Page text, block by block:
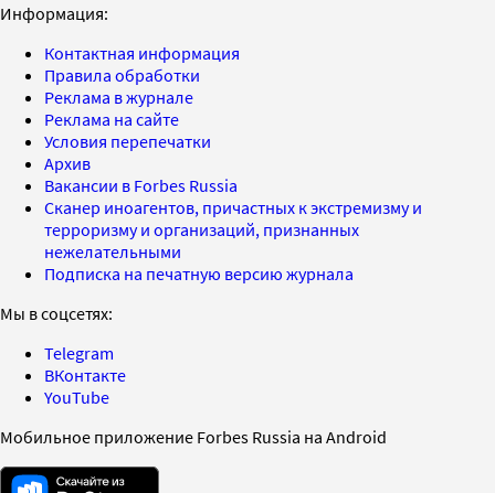
Информация:
Контактная информация
Правила обработки
Реклама в журнале
Реклама на сайте
Условия перепечатки
Архив
Вакансии в Forbes Russia
Сканер иноагентов, причастных к экстремизму и
терроризму и организаций, признанных
нежелательными
Подписка на печатную версию журнала
Мы в соцсетях:
Telegram
ВКонтакте
YouTube
Мобильное приложение Forbes Russia на Android